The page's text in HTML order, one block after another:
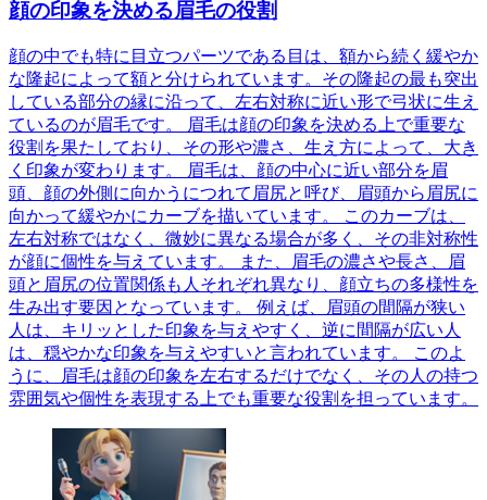
顔の印象を決める眉毛の役割
顔の中でも特に目立つパーツである目は、額から続く緩やか
な隆起によって額と分けられています。その隆起の最も突出
している部分の縁に沿って、左右対称に近い形で弓状に生え
ているのが眉毛です。 眉毛は顔の印象を決める上で重要な
役割を果たしており、その形や濃さ、生え方によって、大き
く印象が変わります。 眉毛は、顔の中心に近い部分を眉
頭、顔の外側に向かうにつれて眉尻と呼び、眉頭から眉尻に
向かって緩やかにカーブを描いています。 このカーブは、
左右対称ではなく、微妙に異なる場合が多く、その非対称性
が顔に個性を与えています。 また、眉毛の濃さや長さ、眉
頭と眉尻の位置関係も人それぞれ異なり、顔立ちの多様性を
生み出す要因となっています。 例えば、眉頭の間隔が狭い
人は、キリッとした印象を与えやすく、逆に間隔が広い人
は、穏やかな印象を与えやすいと言われています。 このよ
うに、眉毛は顔の印象を左右するだけでなく、その人の持つ
雰囲気や個性を表現する上でも重要な役割を担っています。